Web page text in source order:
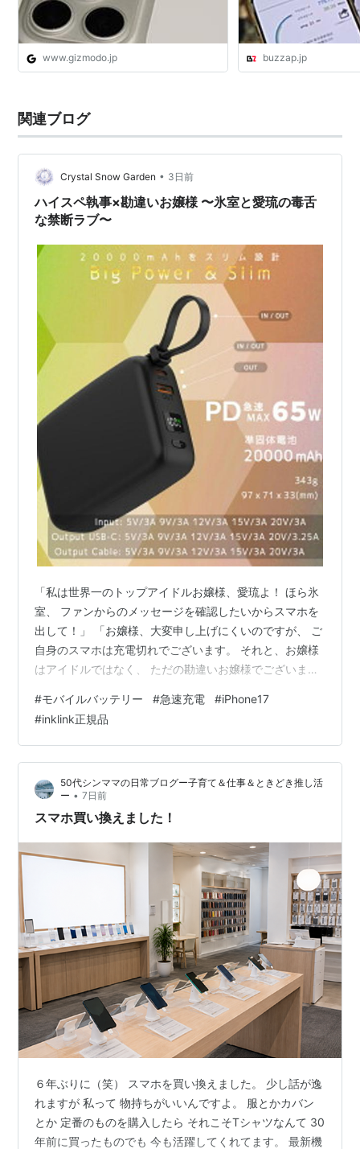
www.gizmodo.jp buzzap.jp
関連ブログ
Crystal Snow Garden • 3日前
ハイスペ執事×勘違いお嬢様 〜氷室と愛琉の毒舌
な禁断ラブ〜
「私は世界一のトップアイドルお嬢様、愛琉よ！ ほら氷
室、 ファンからのメッセージを確認したいからスマホを
出して！」 「お嬢様、大変申し上げにくいのですが、 ご
自身のスマホは充電切れでございます。 それと、お嬢様
はアイドルではなく、 ただの勘違いお嬢様でございま
室！」 お屋敷の廊下で怒る愛琉お嬢様に対し、 ハイスペ
ック執事の氷室は優雅に一礼すると、 ポケットからスタ
イリッシュなモバイルバッテリーを取り出した。 「です
がご安心を。 この氷室、お嬢様の愚行を見越して完璧な
備えをしております。 こちらは10000mAhの大容量かつ
コンパクトな モバイル…
#モバイルバッテリー #急速充電 #iPhone17
#inklink正規品
50代シンママの日常ブログー子育て＆仕事＆ときどき推し活
ー • 7日前
スマホ買い換えました！
６年ぶりに（笑） スマホを買い換えました。 少し話が逸
れますが 私って 物持ちがいいんですよ。 服とかカバン
とか 定番のものを購入したら それこそTシャツなんて 30
年前に買ったものでも 今も活躍してくれてます。 最新機